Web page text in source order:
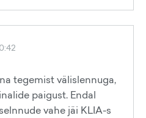
tegemist välislennuga,
paigust. Endal
vahe jäi KLIA-s